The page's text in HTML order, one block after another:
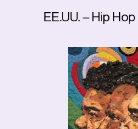
EE.UU. – Hip Hop